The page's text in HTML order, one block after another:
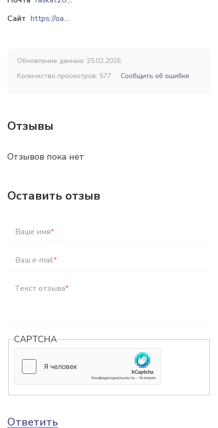
Сайт
https://oao-raskat.ru
Обновление данных: 25.02.2026
Количество просмотров: 577
Сообщить об ошибке
Отзывы
Отзывов пока нет
Оставить отзыв
Ваше имя*
Ваш e-mail*
Текст отзыва*
CAPTCHA
Ответить